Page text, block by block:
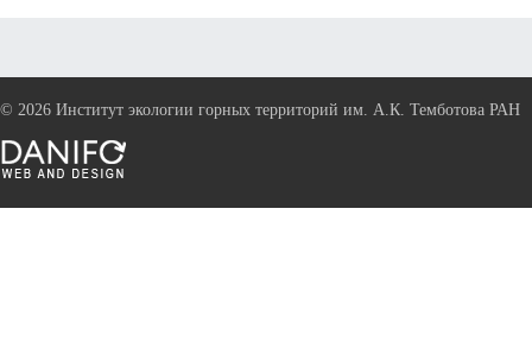
© 2026 Институт экологии горных территорий им. А.К. Темботова РАН